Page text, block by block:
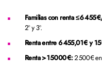
Familias con renta ≤ 6 455
2º y 3º.
Renta entre 6 455,01 € y
Renta > 15 000 €:2 500 € en